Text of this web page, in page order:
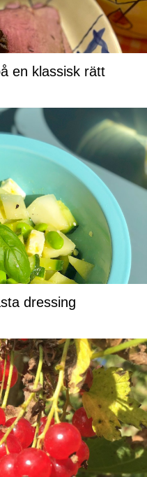
en klassisk rätt
dressing